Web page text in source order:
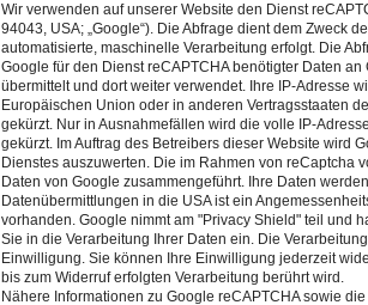
Wir verwenden auf unserer Website den Dienst
94043, USA; „Google“). Die Abfrage dient dem Zweck
automatisierte, maschinelle Verarbeitung erfolgt. Die
Google für den Dienst reCAPTCHA benötigter Daten
übermittelt und dort weiter verwendet. Ihre IP-Adresse
Europäischen Union oder in anderen Vertragsstaaten
gekürzt. Nur in Ausnahmefällen wird die volle IP-
gekürzt. Im Auftrag des Betreibers dieser Website wird
Dienstes auszuwerten. Die im Rahmen von reCaptcha
Daten von Google zusammengeführt. Ihre Daten
Datenübermittlungen in die USA ist ein
vorhanden. Google nimmt am "Privacy Shield" teil und
Sie in die Verarbeitung Ihrer Daten ein. Die
Einwilligung. Sie können Ihre Einwilligung jederzeit
bis zum Widerruf erfolgten Verarbeitung berührt wird.
Nähere Informationen zu Google reCAPTCHA sowie